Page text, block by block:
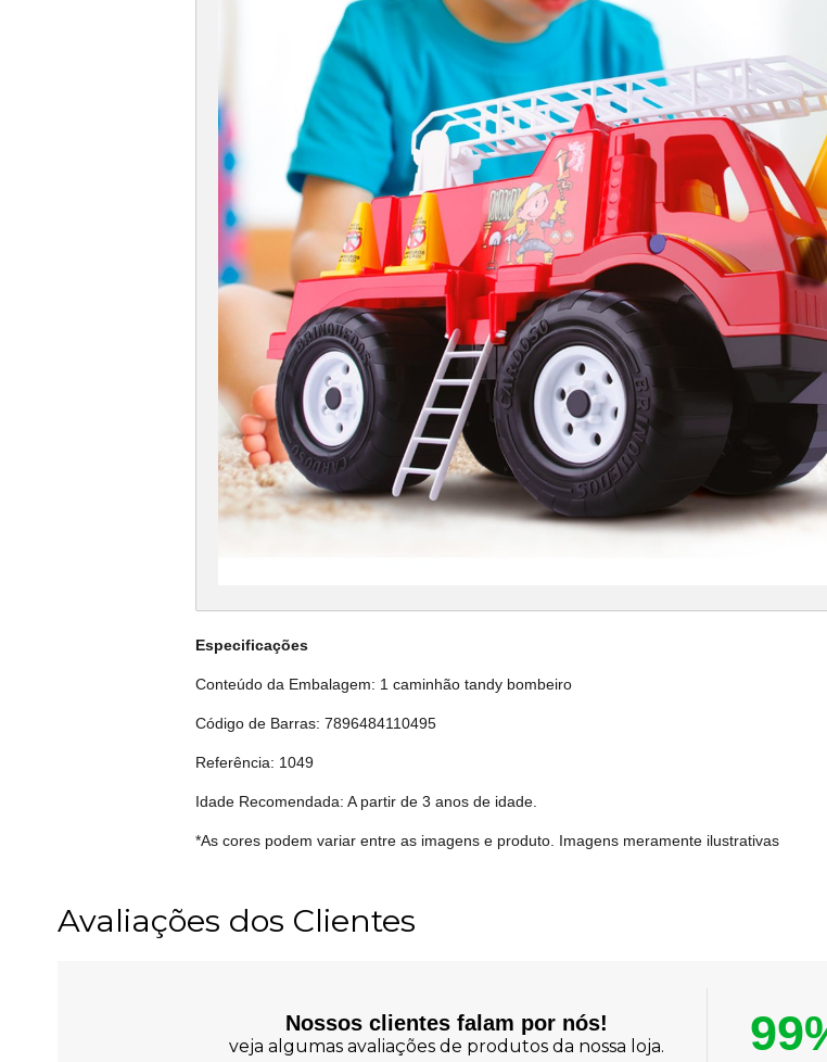
Especificações
Conteúdo da Embalagem: 1 caminhão tandy bombeiro
Código de Barras: 7896484110495
Referência: 1049
Idade Recomendada: A partir de 3 anos de idade.
*As cores podem variar entre as imagens e produto. Imagens meramente ilustrativas
Avaliações dos Clientes
Nossos clientes falam por nós!
veja algumas avaliações de produtos da nossa loja.